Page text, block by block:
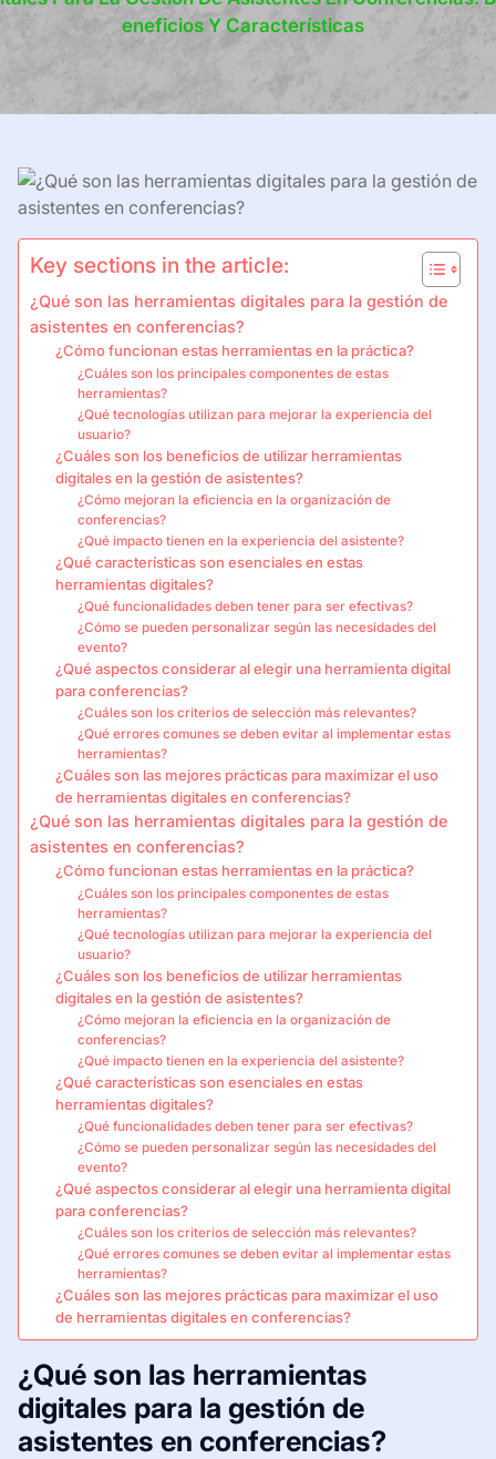
Eneficios Y Características
Key sections in the article:
¿Qué son las herramientas digitales para la gestión de
asistentes en conferencias?
¿Cómo funcionan estas herramientas en la práctica?
¿Cuáles son los principales componentes de estas
herramientas?
¿Qué tecnologías utilizan para mejorar la experiencia del
usuario?
¿Cuáles son los beneficios de utilizar herramientas
digitales en la gestión de asistentes?
¿Cómo mejoran la eficiencia en la organización de
conferencias?
¿Qué impacto tienen en la experiencia del asistente?
¿Qué características son esenciales en estas
herramientas digitales?
¿Qué funcionalidades deben tener para ser efectivas?
¿Cómo se pueden personalizar según las necesidades del
evento?
¿Qué aspectos considerar al elegir una herramienta digital
para conferencias?
¿Cuáles son los criterios de selección más relevantes?
¿Qué errores comunes se deben evitar al implementar estas
herramientas?
¿Cuáles son las mejores prácticas para maximizar el uso
de herramientas digitales en conferencias?
¿Qué son las herramientas digitales para la gestión de
asistentes en conferencias?
¿Cómo funcionan estas herramientas en la práctica?
¿Cuáles son los principales componentes de estas
herramientas?
¿Qué tecnologías utilizan para mejorar la experiencia del
usuario?
¿Cuáles son los beneficios de utilizar herramientas
digitales en la gestión de asistentes?
¿Cómo mejoran la eficiencia en la organización de
conferencias?
¿Qué impacto tienen en la experiencia del asistente?
¿Qué características son esenciales en estas
herramientas digitales?
¿Qué funcionalidades deben tener para ser efectivas?
¿Cómo se pueden personalizar según las necesidades del
evento?
¿Qué aspectos considerar al elegir una herramienta digital
para conferencias?
¿Cuáles son los criterios de selección más relevantes?
¿Qué errores comunes se deben evitar al implementar estas
herramientas?
¿Cuáles son las mejores prácticas para maximizar el uso
de herramientas digitales en conferencias?
¿Qué son las herramientas
digitales para la gestión de
asistentes en conferencias?